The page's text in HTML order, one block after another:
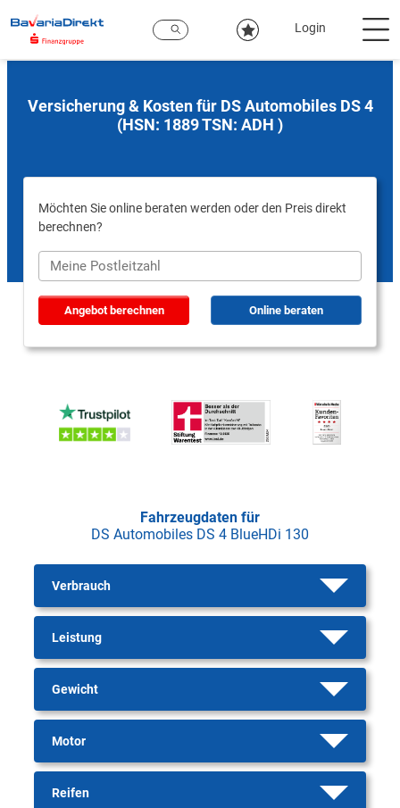
Hauptinhalt
Login
Versicherung & Kosten für DS Automobiles DS 4
(HSN: 1889 TSN: ADH )
Möchten Sie online beraten werden oder den Preis direkt
berechnen?
Angebot berechnen Online beraten
Fahrzeugdaten für
DS Automobiles DS 4 BlueHDi 130
Verbrauch
Leistung
Gewicht
Motor
Reifen